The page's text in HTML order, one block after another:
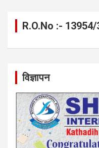
R.O.No :- 13954/
विज्ञापन